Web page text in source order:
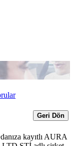
Geri Dön
kayıtlı AURA